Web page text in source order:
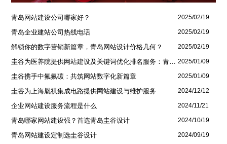
青岛网站建设公司哪家好？ 2025/02/19
青岛企业建站公司热线电话 2025/02/19
解锁你的数字营销新篇章，青岛网站设计价格几何？ 2025/02/19
2025/01/09
圭谷携手中氟氟碳：共筑网站数字化新篇章 2025/01/09
圭谷为上海胤祺集成电路提供网站建设与维护服务 2024/12/12
企业网站建设服务流程是什么 2024/11/21
青岛哪家网站建设强？首选青岛圭谷设计 2024/10/19
青岛网站建设定制选圭谷设计 2024/09/19